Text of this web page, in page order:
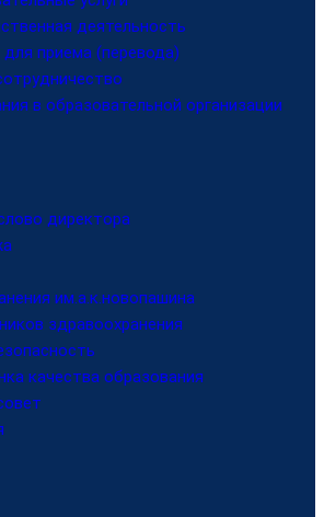
деятельность
приема (перевода)
в образовательной организации
директора
им.а.к.новопашина
здравоохранения
качества образования